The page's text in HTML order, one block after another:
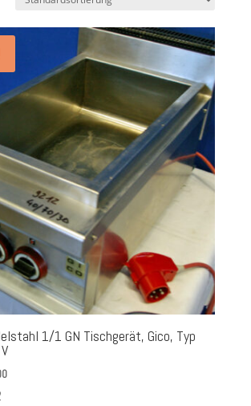
1/1 GN Tischgerät, Gico, Typ
Aktueller